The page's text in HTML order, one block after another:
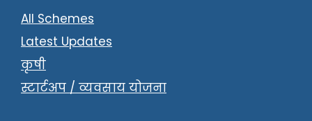
All Schemes
Latest Updates
कृषी
स्टार्टअप / व्यवसाय योजना